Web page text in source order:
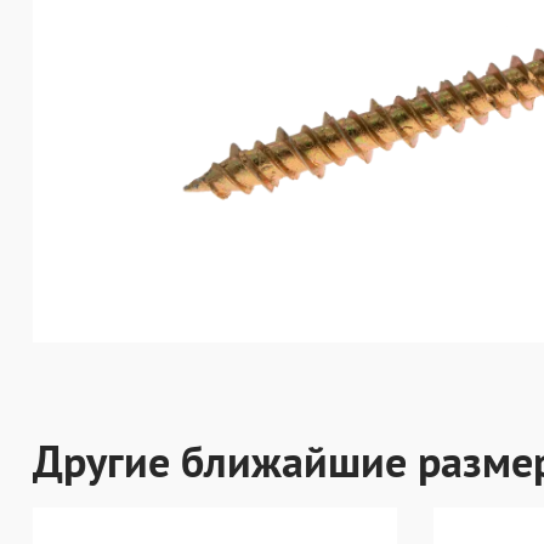
Другие ближайшие